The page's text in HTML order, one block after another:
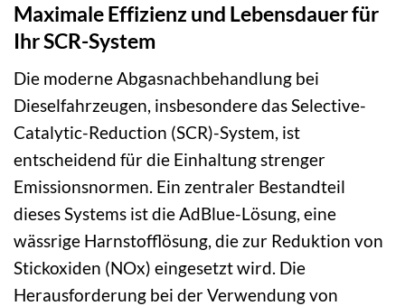
Maximale Effizienz und Lebensdauer für
Ihr SCR-System
Die moderne Abgasnachbehandlung bei
Dieselfahrzeugen, insbesondere das Selective-
Catalytic-Reduction (SCR)-System, ist
entscheidend für die Einhaltung strenger
Emissionsnormen. Ein zentraler Bestandteil
dieses Systems ist die AdBlue-Lösung, eine
wässrige Harnstofflösung, die zur Reduktion von
Stickoxiden (NOx) eingesetzt wird. Die
Herausforderung bei der Verwendung von